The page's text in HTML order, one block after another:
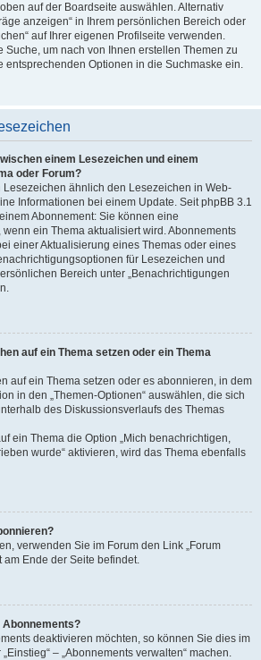
auf der Boardseite auswählen. Alternativ
anzeigen“ in Ihrem persönlichen Bereich oder
auf Ihrer eigenen Profilseite verwenden.
Suche, um nach von Ihnen erstellen Themen zu
entsprechenden Optionen in die Suchmaske ein.
einem Lesezeichen und einem
oder Forum?
Lesezeichen ähnlich den Lesezeichen in Web-
Informationen bei einem Update. Seit phpBB 3.1
Abonnement: Sie können eine
ein Thema aktualisiert wird. Abonnements
einer Aktualisierung eines Themas oder eines
für Lesezeichen und
Bereich unter „Benachrichtigungen
auf ein Thema setzen oder ein Thema
auf ein Thema setzen oder es abonnieren, in dem
in den „Themen-Optionen“ auswählen, die sich
des Diskussionsverlaufs des Themas
ein Thema die Option „Mich benachrichtigen,
wurde“ aktivieren, wird das Thema ebenfalls
verwenden Sie im Forum den Link „Forum
am Ende der Seite befindet.
deaktivieren möchten, so können Sie dies im
– „Abonnements verwalten“ machen.